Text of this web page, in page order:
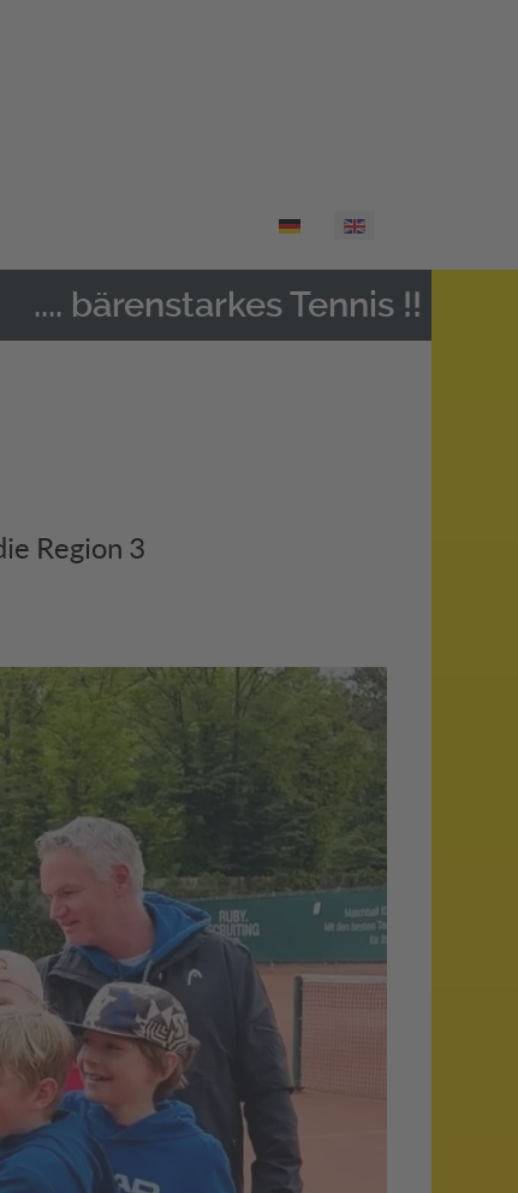
Select your language
.... bärenstarkes Tennis !!
Region 3